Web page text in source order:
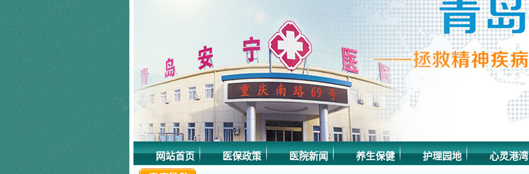
网站首页 医保政策 医院新闻 养生保健 护理园地 心灵港湾
程女士 抑郁失眠 山东省济南市
郭先生 精神障碍 山东省莱芜市